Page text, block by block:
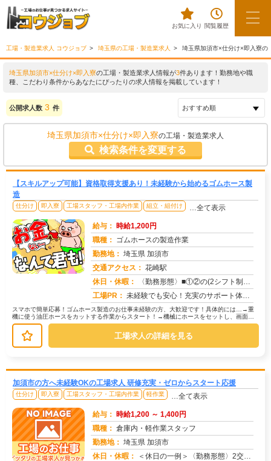
お気に入り 閲覧履歴
工場・製造業求人 コウジョブ 埼玉県の工場・製造業求人 埼玉県加須市×仕分け×即入寮の
埼玉県加須市×仕分け×即入寮の工場・製造業求人情報が3件あります！勤務地や職
種、こだわり条件からあなたにぴったりの求人情報を掲載しています！
公開求人数 3 件
埼玉県加須市×仕分け×即入寮の工場・製造業求人
検索条件を変更する
【スキルアップ可能】資格取得支援あり！未経験から始めるゴムホース製
造
仕分け 即入寮 工場スタッフ・工場内作業 組立・組付け …全て表示
給与： 時給1,200円
職種： ゴムホースの製造作業
勤務地： 埼玉県 加須市
交通アクセス： 花崎駅
休日・休暇：
〈勤務形態〉■①②の(2シフト制）交替制■①②③の３交替制〈休日〉土日祝★GW★夏季休暇★年末年始
工場PR： 未経験でも安心！充実のサポート体制で新しい一歩を踏み出せます！→ 専属担当スタッフが就業まで徹底サポート！不安や悩...
スマホで簡単応募！ゴムホース製造のお仕事未経験の方、大歓迎です！具体的には…→重
機に使う油圧ホースをカットする作業からスタート！→機械にホースをセットし、画面の
指示に従って操作します。→金具を取...
工場求人の詳細を見る
加須市の方へ未経験OKの工場求人 研修充実・ゼロからスタート応援
仕分け 即入寮 工場スタッフ・工場内作業 軽作業 …全て表示
給与： 時給1,200 ～ 1,400円
職種： 倉庫内・軽作業スタッフ
勤務地： 埼玉県 加須市
休日・休暇：
＜休日の一例＞〈勤務形態〉2交替〈休日〉土日★ＧＷ・夏季・冬季・年末年始休暇あり★有給休暇あり※配属先により休日・...